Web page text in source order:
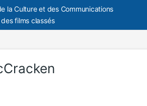
la Culture et des Communications
films classés